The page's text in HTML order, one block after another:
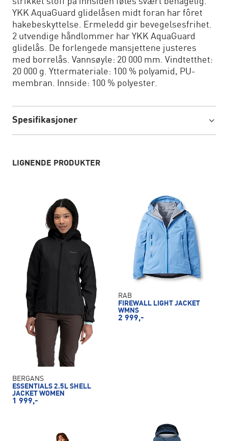
YKK AquaGuard glidelåsen midt foran har fôret
hakebeskyttelse. Ermeledd gir bevegelsesfrihet.
2 utvendige håndlommer har YKK AquaGuard
glidelås. De forlengede mansjettene justeres
med borrelås. Vannsøyle: 20 000 mm. Vindtetthet:
20 000 g. Yttermateriale: 100 % polyamid, PU-
membran. Innside: 100 % polyester.
Spesifikasjoner
LIGNENDE PRODUKTER
BERGANS
ESSENTIALS 2.5L SHELL
JACKET WOMEN
1 999,-
RAB
FIREWALL LIGHT JACKET
WMNS
2 999,-